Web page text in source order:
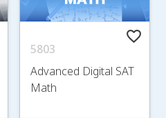
favorite_border
5803
Advanced Digital SAT
Math